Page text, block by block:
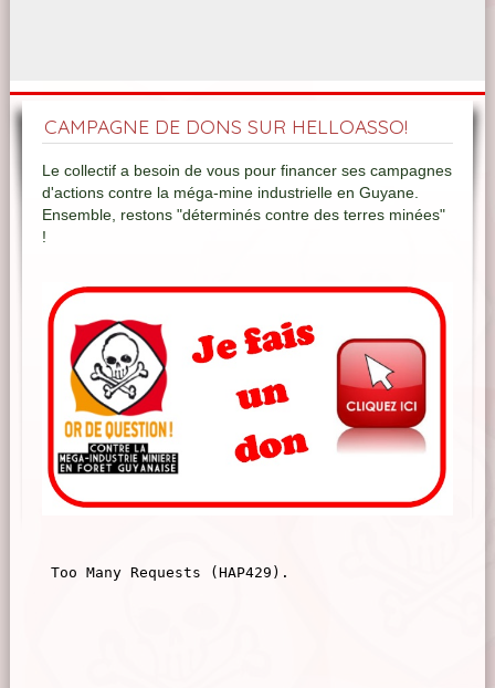
CAMPAGNE DE DONS SUR HELLOASSO!
Le collectif a besoin de vous pour financer ses campagnes
d'actions contre la méga-mine industrielle en Guyane.
Ensemble, restons "déterminés contre des terres minées"
!